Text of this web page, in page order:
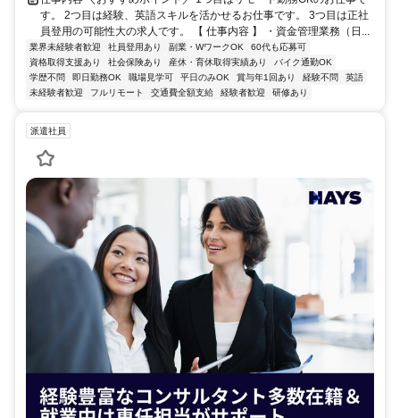
す。 2つ目は経験、英語スキルを活かせるお仕事です。 3つ目は正社
員登用の可能性大の求人です。 【 仕事内容 】 ・資金管理業務（日...
業界未経験者歓迎 社員登用あり 副業・WワークOK
60代も応募可
資格取得支援あり
社会保険あり 産休・育休取得実績あり
バイク通勤OK
学歴不問
即日勤務OK 職場見学可 平日のみOK 賞与年1回あり 経験不問
英語
未経験者歓迎
フルリモート 交通費全額支給 経験者歓迎 研修あり
派遣社員